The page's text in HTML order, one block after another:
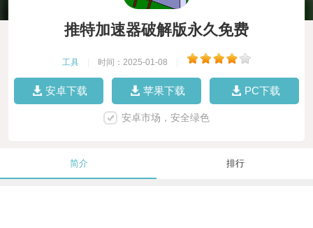
推特加速器破解版永久免费
工具 时间：2025-01-08
安卓下载 苹果下载 PC下载
安卓市场，安全绿色
简介 排行